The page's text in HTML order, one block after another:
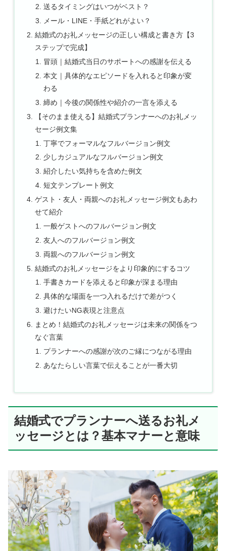
送るタイミングはいつがベスト？
メール・LINE・手紙どれがよい？
結婚式のお礼メッセージの正しい構成と書き方【3
ステップで完成】
冒頭｜結婚式当日のサポートへの感謝を伝える
本文｜具体的なエピソードを入れると印象が変
わる
締め｜今後の関係性や紹介の一言を添える
【そのまま使える】結婚式プランナーへのお礼メッ
セージ例文集
丁寧でフォーマルなフルバージョン例文
少しカジュアルなフルバージョン例文
紹介したい気持ちを含めた例文
短文テンプレート例文
ゲスト・友人・両親へのお礼メッセージ例文もあわ
せて紹介
一般ゲストへのフルバージョン例文
友人へのフルバージョン例文
両親へのフルバージョン例文
結婚式のお礼メッセージをより印象的にするコツ
手書きカードを添えると印象が深まる理由
具体的な場面を一つ入れるだけで差がつく
避けたいNG表現と注意点
まとめ！結婚式のお礼メッセージは未来の関係をつ
なぐ言葉
プランナーへの感謝が次のご縁につながる理由
あなたらしい言葉で伝えることが一番大切
結婚式でプランナーへ送るお礼メ
ッセージとは？基本マナーと意味